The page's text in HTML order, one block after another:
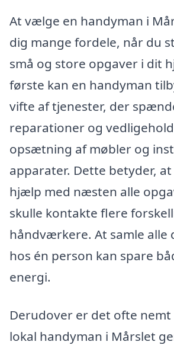
At vælge en handyman i
dig mange fordele, når du
små og store opgaver i dit
første kan en handyman
vifte af tjenester, der
reparationer og
opsætning af møbler og
apparater. Dette betyder,
hjælp med næsten alle
skulle kontakte flere
håndværkere. At samle alle
hos én person kan spare
energi.
Derudover er det ofte
lokal handyman i Mårslet